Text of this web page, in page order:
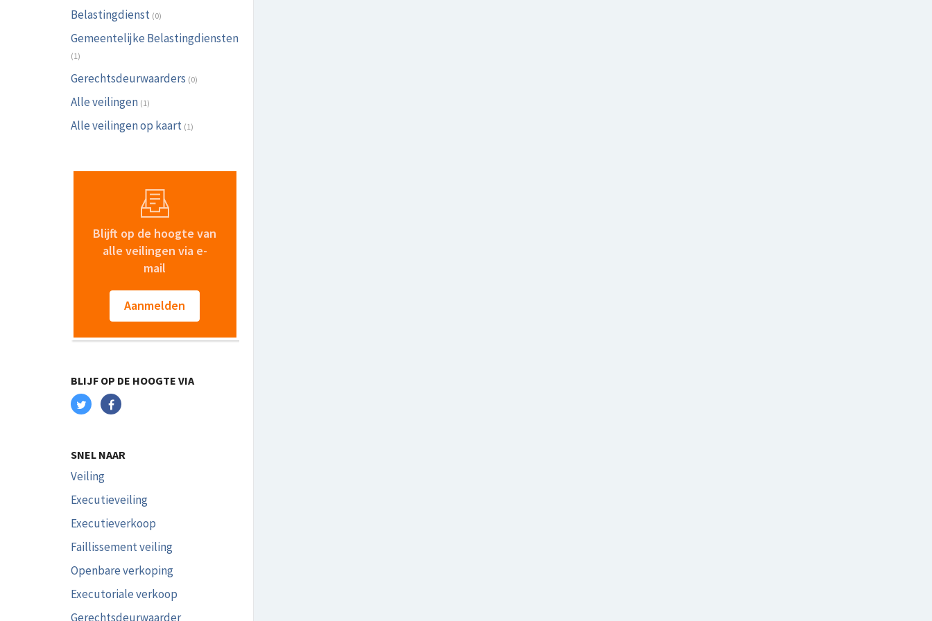
Belastingdienst (0)
Gemeentelijke Belastingdiensten
(1)
Gerechtsdeurwaarders (0)
Alle veilingen (1)
Alle veilingen op kaart (1)
Blijft op de hoogte van
alle veilingen via e-
mail
Aanmelden
BLIJF OP DE HOOGTE VIA
SNEL NAAR
Veiling
Executieveiling
Executieverkoop
Faillissement veiling
Openbare verkoping
Executoriale verkoop
Gerechtsdeurwaarder